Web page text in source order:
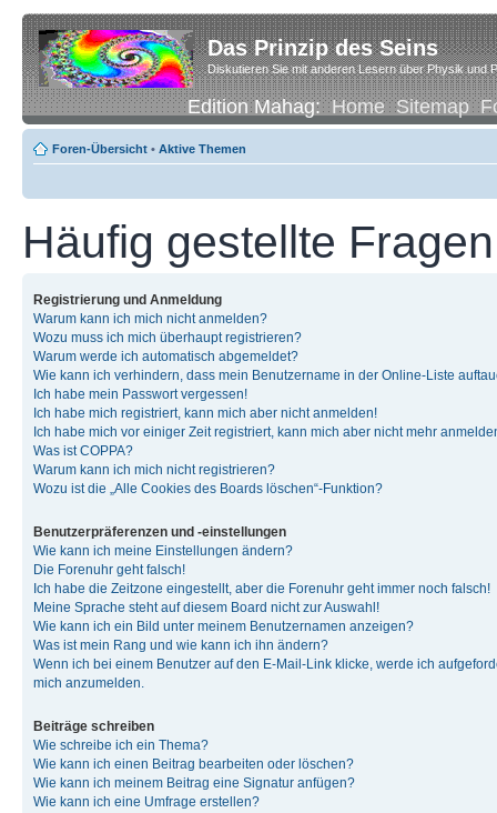
Das Prinzip des Seins
Diskutieren Sie mit anderen Lesern über Physik und
Edition Mahag:Home Sitemap
Foren-Übersicht • Aktive Themen
Häufig gestellte Fragen
Registrierung und Anmeldung
Warum kann ich mich nicht anmelden?
Wozu muss ich mich überhaupt registrieren?
Warum werde ich automatisch abgemeldet?
Wie kann ich verhindern, dass mein Benutzername in der Online-Liste
Ich habe mein Passwort vergessen!
Ich habe mich registriert, kann mich aber nicht anmelden!
Ich habe mich vor einiger Zeit registriert, kann mich aber nicht mehr
Was ist COPPA?
Warum kann ich mich nicht registrieren?
Wozu ist die „Alle Cookies des Boards löschen“-Funktion?
Benutzerpräferenzen und -einstellungen
Wie kann ich meine Einstellungen ändern?
Die Forenuhr geht falsch!
Ich habe die Zeitzone eingestellt, aber die Forenuhr geht immer noch falsch!
Meine Sprache steht auf diesem Board nicht zur Auswahl!
Wie kann ich ein Bild unter meinem Benutzernamen anzeigen?
Was ist mein Rang und wie kann ich ihn ändern?
Wenn ich bei einem Benutzer auf den E-Mail-Link klicke, werde ich
mich anzumelden.
Beiträge schreiben
Wie schreibe ich ein Thema?
Wie kann ich einen Beitrag bearbeiten oder löschen?
Wie kann ich meinem Beitrag eine Signatur anfügen?
Wie kann ich eine Umfrage erstellen?